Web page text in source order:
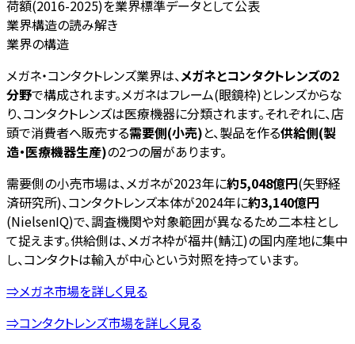
荷額(2016-2025)を業界標準データとして公表
業界構造の読み解き
業界の構造
メガネ・コンタクトレンズ業界は、メガネとコンタクトレンズの2
分野で構成されます。メガネはフレーム(眼鏡枠)とレンズからな
り、コンタクトレンズは医療機器に分類されます。それぞれに、店
頭で消費者へ販売する需要側(小売)と、製品を作る供給側(製
造・医療機器生産)の2つの層があります。
需要側の小売市場は、メガネが2023年に約5,048億円(矢野経
済研究所)、コンタクトレンズ本体が2024年に約3,140億円
(NielsenIQ)で、調査機関や対象範囲が異なるため二本柱とし
て捉えます。供給側は、メガネ枠が福井(鯖江)の国内産地に集中
し、コンタクトは輸入が中心という対照を持っています。
⇒メガネ市場を詳しく見る
⇒コンタクトレンズ市場を詳しく見る